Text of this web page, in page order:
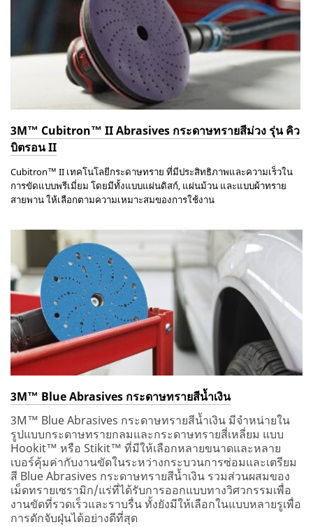
3M™ Cubitron™ II Abrasives กระดาษทรายสีม่วง รุ่น คิว
บิตรอน II
Cubitron™ II เทคโนโลยีกระดาษทราย ที่มีประสิทธิภาพและความเร็วใน
การขัดแบบพรีเมี่ยม โดยมีทั้งแบบแผ่นดิสก์, แผ่นม้วน และแบบผ้าทราย
สายพาน ให้เลือกตามความเหมาะสมของการใช้งาน
3M™ Blue Abrasives กระดาษทรายสีน้ำเงิน
3M™ Blue Abrasives กระดาษทรายสีน้ำเงิน มีจำหน่ายใน
รูปแบบกระดาษทรายกลมและกระดาษทรายสี่เหลี่ยม แบบ
Hookit™ หรือ Stikit™ ที่มีให้เลือกหลายขนาดและหลาย
เบอร์คุ้มค่ากับงานขัดในระหว่างกระบวนการซ่อมและเตรียม
สี Blue Abrasives กระดาษทรายสีน้ำเงิน รวมส่วนผสมของ
เม็ดทรายเซรามิก/แร่ที่ได้รับการออกแบบทางวิศวกรรมเพื่อ
งานขัดที่รวดเร็วและราบรื่น ทั้งยังมีให้เลือกในแบบหลายรูเพื่อ
การดักจับฝุ่นได้อย่างดีที่สุด